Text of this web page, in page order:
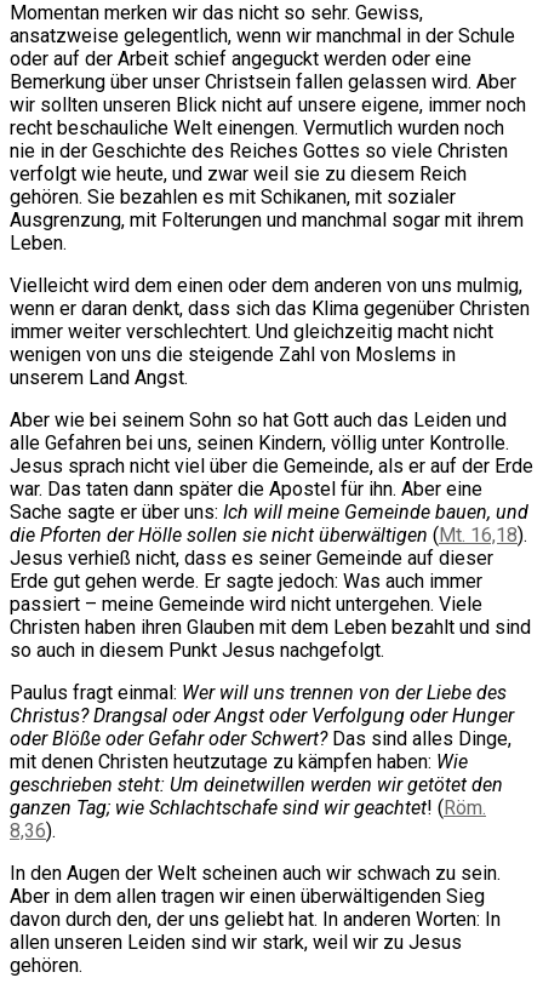
Momentan merken wir das nicht so sehr. Gewiss,
ansatzweise gelegentlich, wenn wir manchmal in der Schule
oder auf der Arbeit schief angeguckt werden oder eine
Bemerkung über unser Christsein fallen gelassen wird. Aber
wir sollten unseren Blick nicht auf unsere eigene, immer noch
recht beschauliche Welt einengen. Vermutlich wurden noch
nie in der Geschichte des Reiches Gottes so viele Christen
verfolgt wie heute, und zwar weil sie zu diesem Reich
gehören. Sie bezahlen es mit Schikanen, mit sozialer
Ausgrenzung, mit Folterungen und manchmal sogar mit ihrem
Leben.
Vielleicht wird dem einen oder dem anderen von uns mulmig,
wenn er daran denkt, dass sich das Klima gegenüber Christen
immer weiter verschlechtert. Und gleichzeitig macht nicht
wenigen von uns die steigende Zahl von Moslems in
unserem Land Angst.
Aber wie bei seinem Sohn so hat Gott auch das Leiden und
alle Gefahren bei uns, seinen Kindern, völlig unter Kontrolle.
Jesus sprach nicht viel über die Gemeinde, als er auf der Erde
war. Das taten dann später die Apostel für ihn. Aber eine
Sache sagte er über uns: Ich will meine Gemeinde bauen, und
die Pforten der Hölle sollen sie nicht überwältigen (Mt. 16,18).
Jesus verhieß nicht, dass es seiner Gemeinde auf dieser
Erde gut gehen werde. Er sagte jedoch: Was auch immer
passiert – meine Gemeinde wird nicht untergehen. Viele
Christen haben ihren Glauben mit dem Leben bezahlt und sind
so auch in diesem Punkt Jesus nachgefolgt.
Paulus fragt einmal: Wer will uns trennen von der Liebe des
Christus? Drangsal oder Angst oder Verfolgung oder Hunger
oder Blöße oder Gefahr oder Schwert? Das sind alles Dinge,
mit denen Christen heutzutage zu kämpfen haben: Wie
geschrieben steht: Um deinetwillen werden wir getötet den
ganzen Tag; wie Schlachtschafe sind wir geachtet! (Röm.
8,36).
In den Augen der Welt scheinen auch wir schwach zu sein.
Aber in dem allen tragen wir einen überwältigenden Sieg
davon durch den, der uns geliebt hat. In anderen Worten: In
allen unseren Leiden sind wir stark, weil wir zu Jesus
gehören.